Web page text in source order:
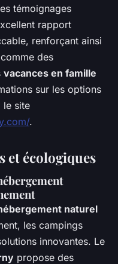
témoignages
rapport
renforçant ainsi
des
vacances en famille
sur les options
le site
.
et écologiques
naturel
les campings
innovantes. Le
propose des